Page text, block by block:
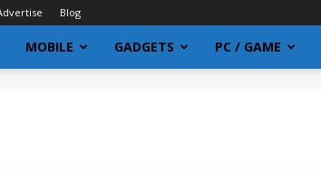
Blog
MOBILE GADGETS PC / GAME